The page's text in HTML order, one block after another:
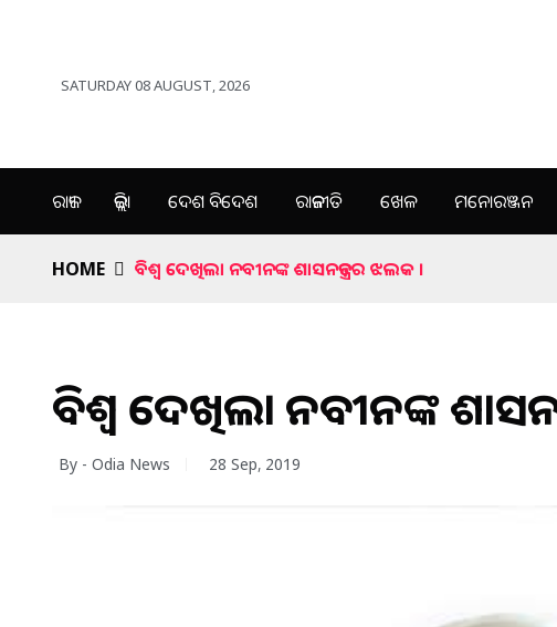
SATURDAY 08 AUGUST, 2026
ରାଜ୍ୟ ଜିଲ୍ଲା ଦେଶ ବିଦେଶ ରାଜନୀତି ଖେଳ ମନୋରଞ୍ଜନ
HOME ବିଶ୍ୱ ଦେଖିଲା ନବୀନଙ୍କ ଶାସନତନ୍ତ୍ରର ଝଲକ ।
ବିଶ୍ୱ ଦେଖିଲା ନବୀନଙ୍କ
By - Odia News 28 Sep, 2019